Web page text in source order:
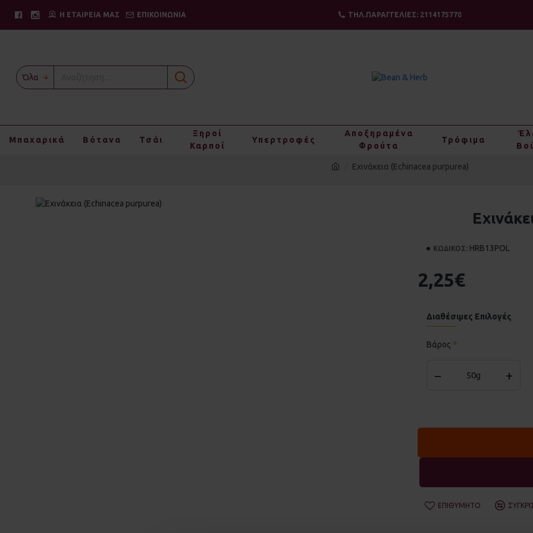
Η ΕΤΑΙΡΕΙΑ ΜΑΣ ΕΠΙΚΟΙΝΩΝΙΑ ΤΗΛ.ΠΑΡΑΓΓΕΛΙΕΣ: 2114175770
Όλα
Μπαχαρικά Βότανα Τσάι
Ξηροί
Καρποί
Υπερτροφές
Αποξηραμένα
Φρούτα
Τρόφιμα
Εχινάκεια (Echinacea purpurea)
2,25€
ΚΩΔΙΚΟΣ: HRB13POL
Διαθέσιμες Επιλογές
Βάρος
− 50g +
ΕΠΙΘΥΜΗΤΌ